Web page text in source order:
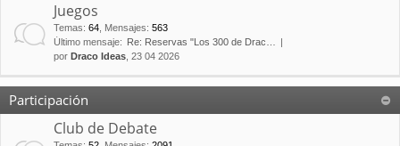
Juegos
Temas: 64 Mensajes: 563
Último mensaje:
Re: Reservas "Los 300 de Drac…
por Draco Ideas , 23 04 2026
Participación
Club de Debate